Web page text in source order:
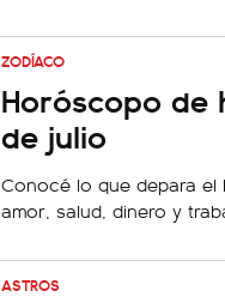
ZODÍACO
Horóscopo de
de julio
Conocé lo que depara
amor, salud, dinero y
ASTROS